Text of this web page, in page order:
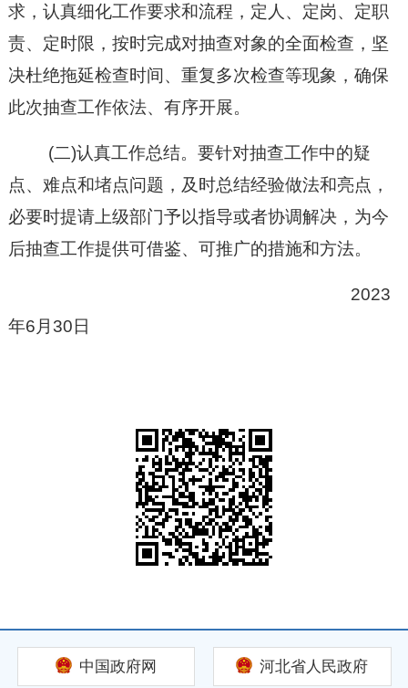
求，认真细化工作要求和流程，定人、定岗、定职
责、定时限，按时完成对抽查对象的全面检查，坚
决杜绝拖延检查时间、重复多次检查等现象，确保
此次抽查工作依法、有序开展。
(二)认真工作总结。要针对抽查工作中的疑
点、难点和堵点问题，及时总结经验做法和亮点，
必要时提请上级部门予以指导或者协调解决，为今
后抽查工作提供可借鉴、可推广的措施和方法。
2023
年6月30日
中国政府网 河北省人民政府